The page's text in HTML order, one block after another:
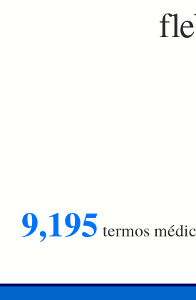
9,195 termos